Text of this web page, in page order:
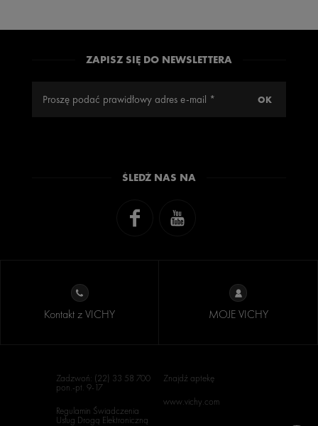
ZAPISZ SIĘ DO NEWSLETTERA
ŚLEDŹ NAS NA
Kontakt z VICHY MOJE VICHY
Zadzwoń: (22) 33 58 700
pon.-pt. 9-17
Regulamin Świadczenia
Usług Drogą Elektroniczną
Znajdź aptekę
www.vichy.com